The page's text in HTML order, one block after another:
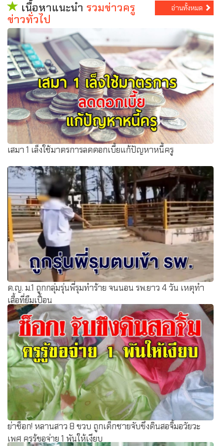
เนื้อหาแนะนำ รวมข่าวครู
ข่าวทั่วไป
อ่านทั้งหมด
เสมา 1 เล็งใช้มาตรการลดดอกเบี้ยแก้ปัญหาหนี้ครู
ด.ญ. ม.1 ถูกกลุ่มรุ่นพี่รุมทำร้าย จนนอน รพ.ยาว 4 วัน เหตุทำ
เสื้อที่ยืมเปื้อน
ย่าช็อก! หลานสาว 8 ขวบ ถูกเด็กชายจับขึงดินสอจิ้มอวัยวะ
เพศ ครูรู้ขอจ่าย 1 พันให้เงียบ